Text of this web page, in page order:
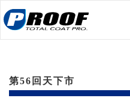
第56回天下市